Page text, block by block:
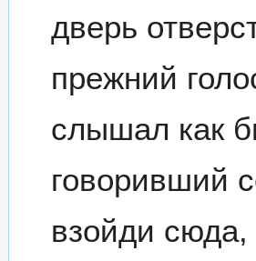
дверь
прежний
слышал как
говоривший
взойди